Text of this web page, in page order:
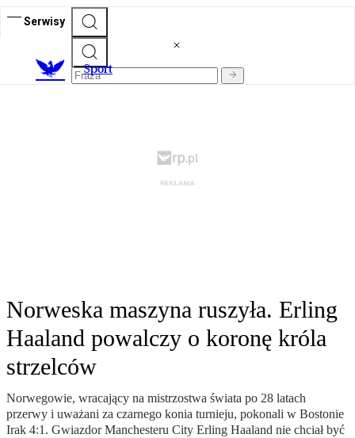
Serwisy
Sport
Norweska maszyna ruszyła. Erling
Haaland powalczy o koronę króla
strzelców
Norwegowie, wracający na mistrzostwa świata po 28 latach
przerwy i uważani za czarnego konia turnieju, pokonali w Bostonie
Irak 4:1. Gwiazdor Manchesteru City Erling Haaland nie chciał być